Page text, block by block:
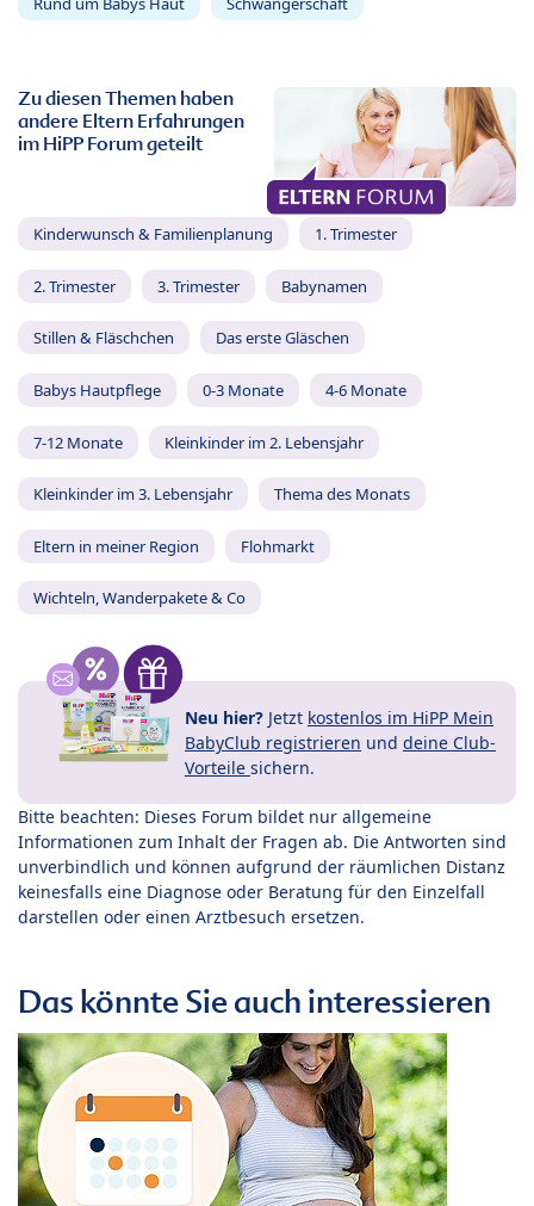
Zu diesen Themen haben
andere Eltern Erfahrungen
im HiPP Forum geteilt
Kinderwunsch & Familienplanung 1. Trimester
2. Trimester 3. Trimester Babynamen
Stillen & Fläschchen Das erste Gläschen
Babys Hautpflege 0-3 Monate 4-6 Monate
7-12 Monate Kleinkinder im 2. Lebensjahr
Kleinkinder im 3. Lebensjahr Thema des Monats
Eltern in meiner Region Flohmarkt
Wichteln, Wanderpakete & Co
Neu hier? Jetzt kostenlos im HiPP Mein
BabyClub registrieren und deine Club-
Vorteile sichern.
Bitte beachten: Dieses Forum bildet nur allgemeine
Informationen zum Inhalt der Fragen ab. Die Antworten sind
unverbindlich und können aufgrund der räumlichen Distanz
keinesfalls eine Diagnose oder Beratung für den Einzelfall
darstellen oder einen Arztbesuch ersetzen.
Das könnte Sie auch interessieren